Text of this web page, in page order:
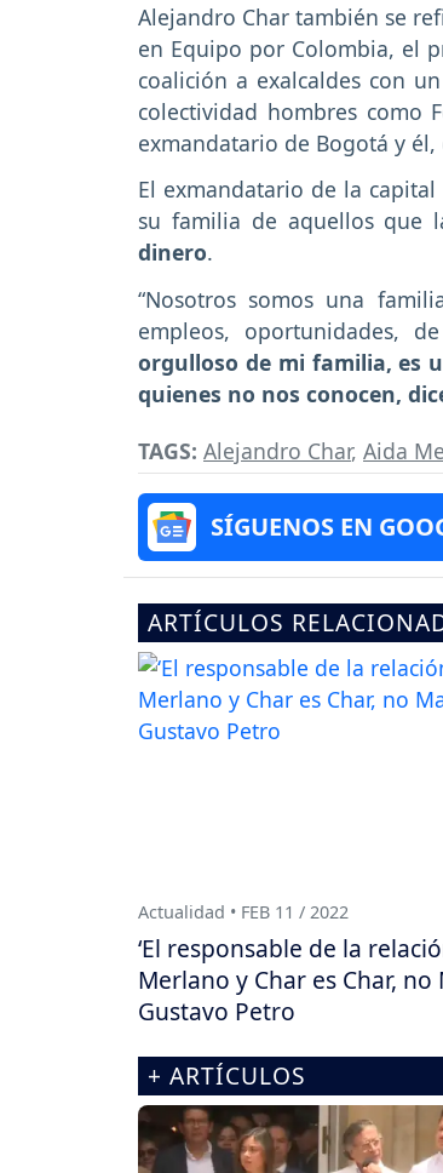
Alejandro Char también se
en Equipo por Colombia, el
coalición a exalcaldes con
colectividad hombres como
exmandatario de Bogotá y
El exmandatario de la
su familia de aquellos que
dinero.
“Nosotros somos una
empleos, oportunidades,
orgulloso de mi familia, es
quienes no nos conocen,
TAGS: Alejandro Char, Aida
SÍGUENOS EN
ARTÍCULOS
Actualidad • FEB 11 / 2022
‘El responsable de la
Merlano y Char es Char, no
Gustavo Petro
+ ARTÍCULOS